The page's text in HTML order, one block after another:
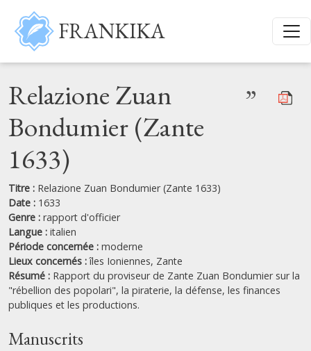
Aller au contenu principal
FRANKIKA
Relazione Zuan
Bondumier (Zante
1633)
”
Titre : Relazione Zuan Bondumier (Zante 1633)
Date : 1633
Genre : rapport d'officier
Langue : italien
Période concernée : moderne
Lieux concernés :îles Ioniennes, Zante
Résumé : Rapport du proviseur de Zante Zuan Bondumier sur la
"rébellion des popolari", la piraterie, la défense, les finances
publiques et les productions.
Manuscrits